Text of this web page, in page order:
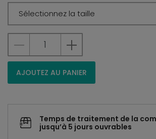
Sélectionnez la taille
AJOUTEZ AU PANIER
Temps de traitement de la
jusqu’à 5 jours ouvrables